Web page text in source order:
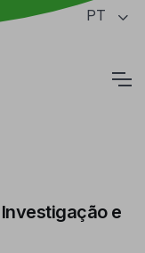
PT
e